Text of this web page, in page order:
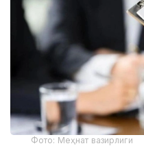
Фото: Меҳнат вазирлиги